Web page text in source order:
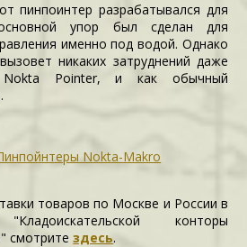
пинпоинтер разрабатывался для
упор был сделан для
именно под водой. Однако
никаких затруднений даже
Nokta Pointer, и как обычный
Nokta-Makro
товаров по Москве и России в
"Кладоискательской конторы
смотритездесь.